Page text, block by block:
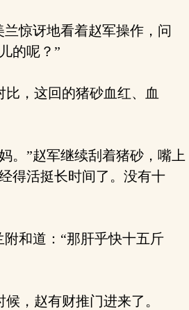
惊讶地看着赵军操作，问
的呢？”
，这回的猪砂血红、血
。”赵军继续刮着猪砂，嘴上
得活挺长时间了。没有十
和道：“那肝乎快十五斤
，赵有财推门进来了。